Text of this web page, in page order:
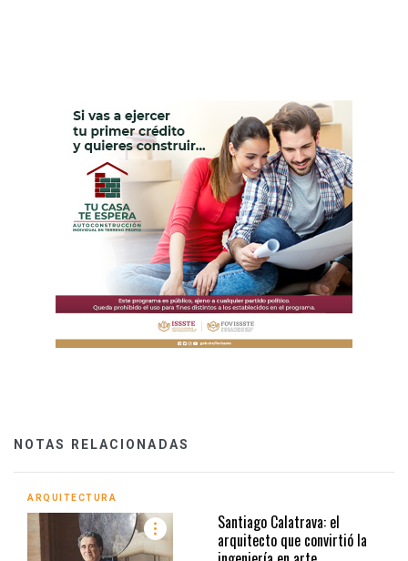
NOTAS RELACIONADAS
ARQUITECTURA
Santiago Calatrava: el
arquitecto que convirtió la